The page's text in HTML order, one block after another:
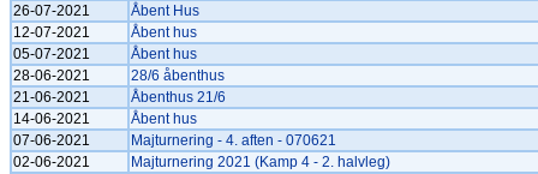
26-07-2021
Åbent Hus
12-07-2021
Åbent hus
05-07-2021
Åbent hus
28-06-2021
28/6 åbenthus
21-06-2021
Åbenthus 21/6
14-06-2021
Åbent hus
07-06-2021
Majturnering - 4. aften - 070621
02-06-2021
Majturnering 2021 (Kamp 4 - 2. halvleg)